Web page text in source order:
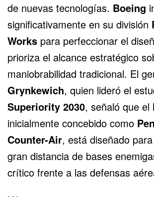
de nuevas tecnologías. Boeing
significativamente en su división
Works para perfeccionar el
prioriza el alcance estratégico
maniobrabilidad tradicional. El
Grynkewich, quien lideró el
Superiority 2030, señaló que el
inicialmente concebido como
Counter-Air, está diseñado
gran distancia de bases
crítico frente a las defensas